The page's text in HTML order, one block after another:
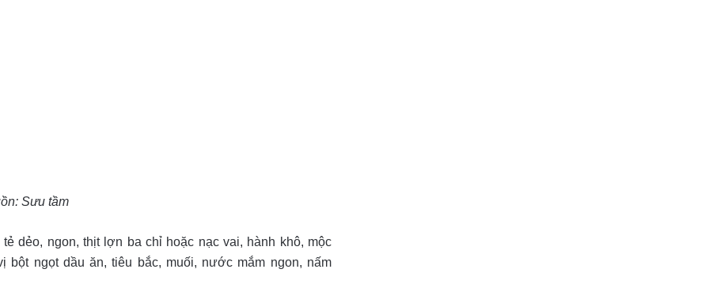
Sưu tầm
dẻo, ngon, thịt lợn ba chỉ hoặc nạc vai, hành khô, mộc
ngọt dầu ăn, tiêu bắc, muối, nước mắm ngon, nấm